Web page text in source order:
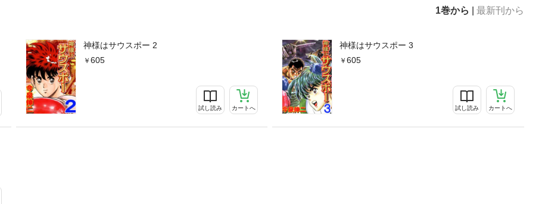
1巻から 最新刊から
神様はサウスポー 2
605
試し読み カートへ
神様はサウスポー 3
605
試し読み カートへ